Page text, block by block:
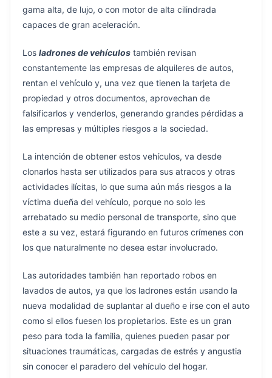
gama alta, de lujo, o con motor de alta cilindrada
capaces de gran aceleración.
Los ladrones de vehículos también revisan
constantemente las empresas de alquileres de autos,
rentan el vehículo y, una vez que tienen la tarjeta de
propiedad y otros documentos, aprovechan de
falsificarlos y venderlos, generando grandes pérdidas a
las empresas y múltiples riesgos a la sociedad.
La intención de obtener estos vehículos, va desde
clonarlos hasta ser utilizados para sus atracos y otras
actividades ilícitas, lo que suma aún más riesgos a la
víctima dueña del vehículo, porque no solo les
arrebatado su medio personal de transporte, sino que
este a su vez, estará figurando en futuros crímenes con
los que naturalmente no desea estar involucrado.
Las autoridades también han reportado robos en
lavados de autos, ya que los ladrones están usando la
nueva modalidad de suplantar al dueño e irse con el auto
como si ellos fuesen los propietarios. Este es un gran
peso para toda la familia, quienes pueden pasar por
situaciones traumáticas, cargadas de estrés y angustia
sin conocer el paradero del vehículo del hogar.